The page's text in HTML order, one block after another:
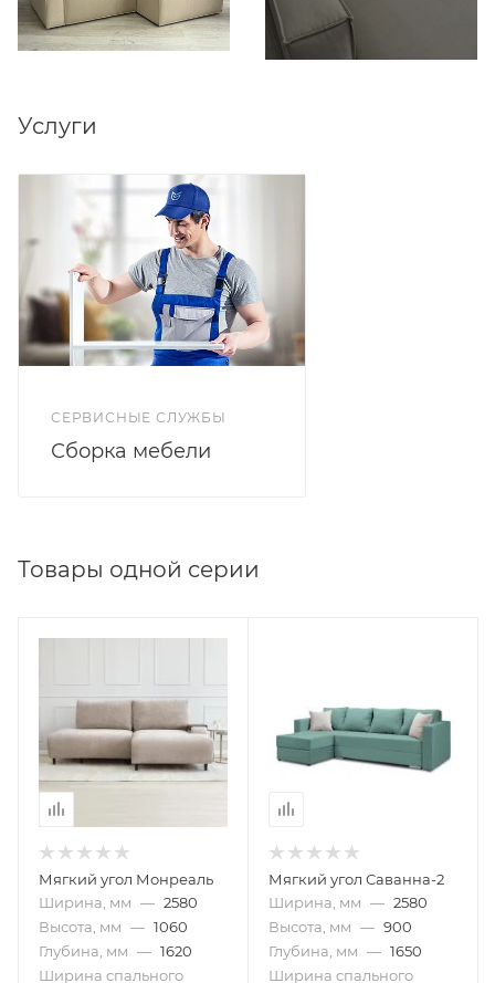
Услуги
СЕРВИСНЫЕ СЛУЖБЫ
Сборка мебели
Товары одной серии
Мягкий угол Монреаль
Ширина, мм — 2580
Высота, мм — 1060
Глубина, мм — 1620
Ширина спального
Мягкий угол Саванна-2
Ширина, мм — 2580
Высота, мм — 900
Глубина, мм — 1650
Ширина спального